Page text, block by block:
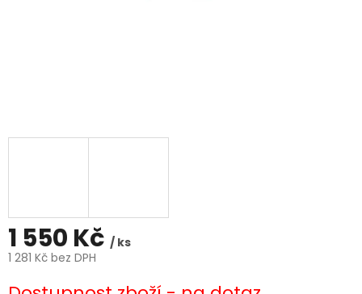
1 550 Kč / ks
1 281 Kč bez DPH